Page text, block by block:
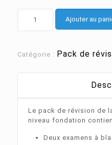
révision
Ajouter au
Catégorie : Pack de
Le pack de révision de
niveau fondation
Deux examens à